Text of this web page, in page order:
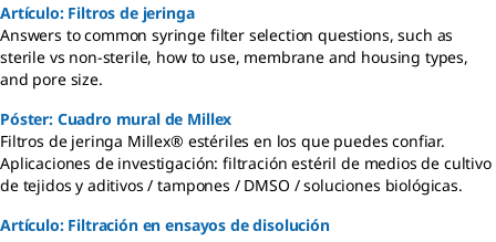
Artículo: Filtros de jeringa
Answers to common syringe filter selection questions, such as
sterile vs non-sterile, how to use, membrane and housing types,
and pore size.
Póster: Cuadro mural de Millex
Filtros de jeringa Millex® estériles en los que puedes confiar.
Aplicaciones de investigación: filtración estéril de medios de cultivo
de tejidos y aditivos / tampones / DMSO / soluciones biológicas.
Artículo: Filtración en ensayos de disolución